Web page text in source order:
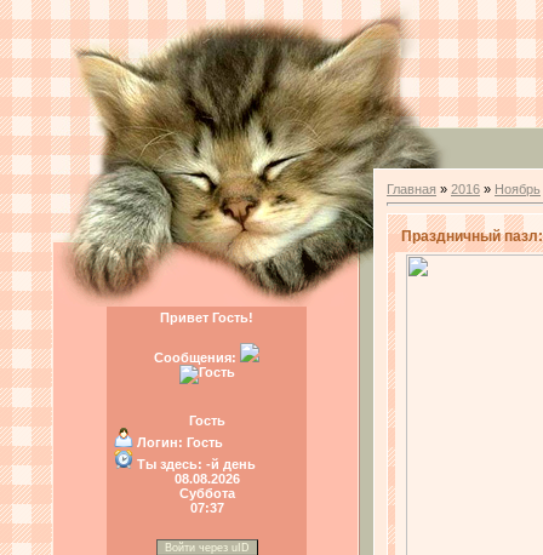
Привет Гость!
Сообщения:
Гость
Логин: Гость
Ты здесь: -й день
08.08.2026
Суббота
07:37
Войти через uID
Главная » 2016 » Ноябрь
Праздничный